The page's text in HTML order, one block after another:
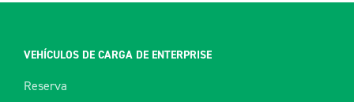
VEHÍCULOS DE CARGA DE ENTERPRISE
Reserva